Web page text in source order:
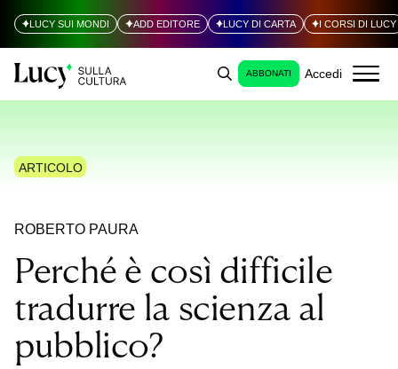
LUCY SUI MONDI ADD EDITORE LUCY DI CARTA I CORSI DI LUCY
ABBONATI Accedi
ARTICOLO
ROBERTO PAURA
Perché è così difficile
tradurre la scienza al
pubblico?